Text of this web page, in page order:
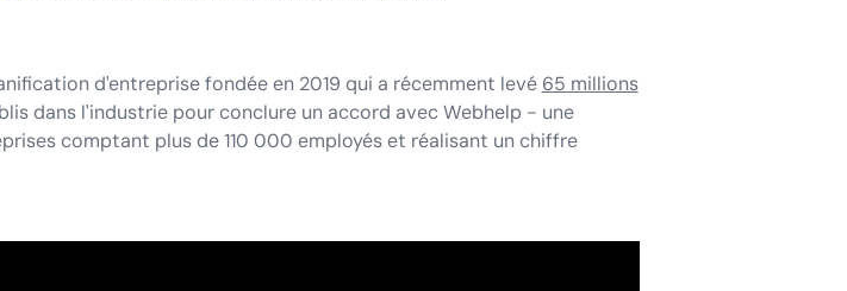
d'entreprise fondée en 2019 qui a récemment levé 65 millions
dans l'industrie pour conclure un accord avec Webhelp - une
comptant plus de 110 000 employés et réalisant un chiffre